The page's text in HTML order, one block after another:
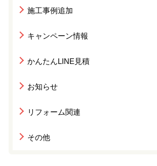
施工事例追加
キャンペーン情報
かんたんLINE見積
お知らせ
リフォーム関連
その他